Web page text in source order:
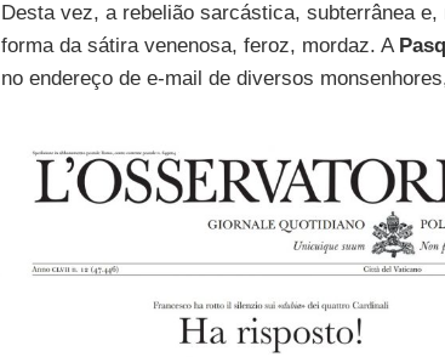
Desta vez, a rebelião sarcástica, subterrânea
forma da sátira venenosa, feroz, mordaz. A
no endereço de e-mail de diversos